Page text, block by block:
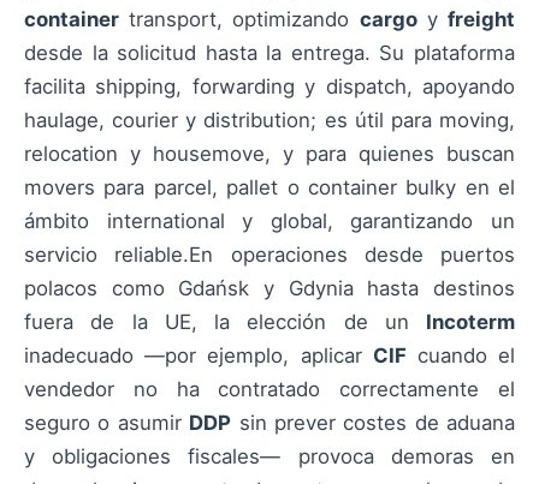
container transport, optimizando cargoyfreight
desde la solicitud hasta la entrega. Su plataforma
facilita shipping, forwarding y dispatch, apoyando
haulage, courier y distribution; es útil para moving,
relocation y housemove, y para quienes buscan
movers para parcel, pallet o container bulky en el
ámbito international y global, garantizando un
servicio reliable.En operaciones desde puertos
polacos como Gdańsk y Gdynia hasta destinos
fuera de la UE, la elección de un Incoterm
inadecuado —por ejemplo, aplicar CIFcuando el
vendedor no ha contratado correctamente el
seguro o asumir DDP sin prever costes de aduana
y obligaciones fiscales— provoca demoras en